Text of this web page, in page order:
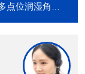
润湿角测试